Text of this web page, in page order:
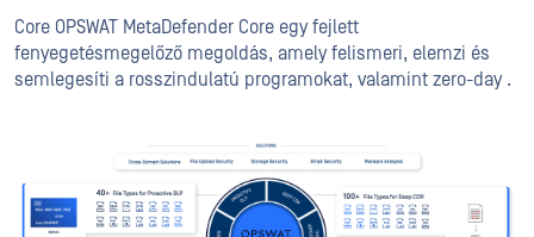
Core OPSWAT MetaDefender Core egy fejlett
fenyegetésmegelőző megoldás, amely felismeri, elemzi és
semlegesíti a rosszindulatú programokat, valamint zero-day .